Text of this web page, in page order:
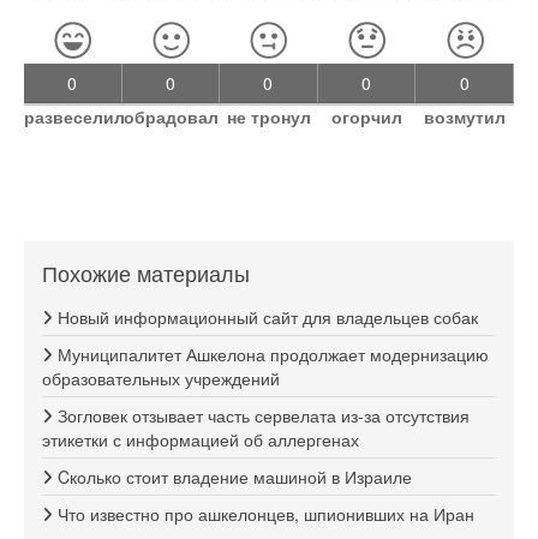
0
развеселил
0
обрадовал
0
не тронул
0
огорчил
0
возмутил
Похожие материалы
Новый информационный сайт для владельцев собак
Муниципалитет Ашкелона продолжает модернизацию
образовательных учреждений
Зогловек отзывает часть сервелата из-за отсутствия
этикетки с информацией об аллергенах
Cколько стоит владение машиной в Израиле
Что известно про ашкелонцев, шпионивших на Иран